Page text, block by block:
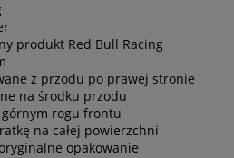
produkt Red Bull Racing
z przodu po prawej stronie
na środku przodu
górnym rogu frontu
na całej powierzchni
opakowanie